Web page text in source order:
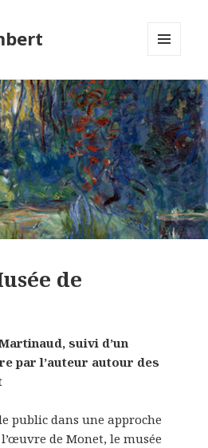
WIDGETS
de
suivi d’un
par l’auteur autour des
public dans une approche
de Monet, le musée